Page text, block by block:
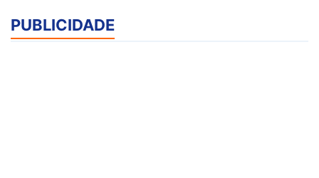
PUBLICIDADE